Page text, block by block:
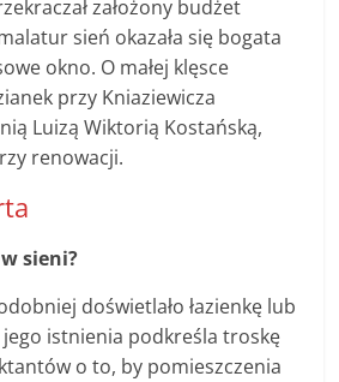
założony budżet
sień okazała się bogata
okno. O małej klęsce
przy Kniaziewicza
Luizą Wiktorią Kostańską,
renowacji.
sieni?
doświetlało łazienkę lub
istnienia podkreśla troskę
o to, by pomieszczenia